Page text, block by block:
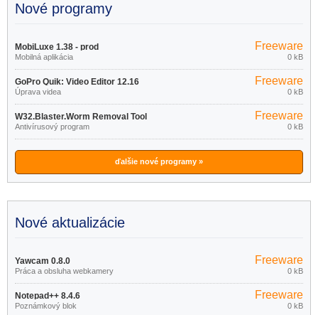
Nové programy
MobiLuxe 1.38 - prod
Mobilná aplikácia
Freeware
0 kB
GoPro Quik: Video Editor 12.16
Úprava videa
Freeware
0 kB
W32.Blaster.Worm Removal Tool
1.0.0
Antivírusový program
Freeware
0 kB
ďalšie nové programy »
Nové aktualizácie
Yawcam 0.8.0
Práca a obsluha webkamery
Freeware
0 kB
Notepad++ 8.4.6
Poznámkový blok
Freeware
0 kB